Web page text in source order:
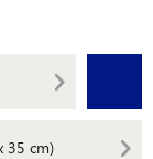
35 cm)